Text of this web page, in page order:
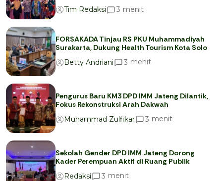
Tim Redaksi
3 menit
FORSAKADA Tinjau RS PKU Muhammadiyah
Surakarta, Dukung Health Tourism Kota Solo
Betty Andriani
3 menit
Pengurus Baru KM3 DPD IMM Jateng Dilantik,
Fokus Rekonstruksi Arah Dakwah
Muhammad Zulfikar
3 menit
Sekolah Gender DPD IMM Jateng Dorong
Kader Perempuan Aktif di Ruang Publik
Redaksi
3 menit